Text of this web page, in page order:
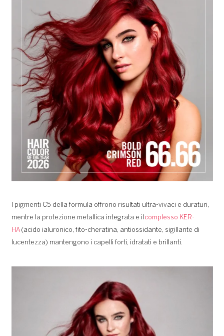
I pigmenti C5 della formula offrono risultati ultra-vivaci e duraturi,
mentre la protezione metallica integrata e il complesso KER-
HA (acido ialuronico, fito-cheratina, antiossidante, sigillante di
lucentezza) mantengono i capelli forti, idratati e brillanti.